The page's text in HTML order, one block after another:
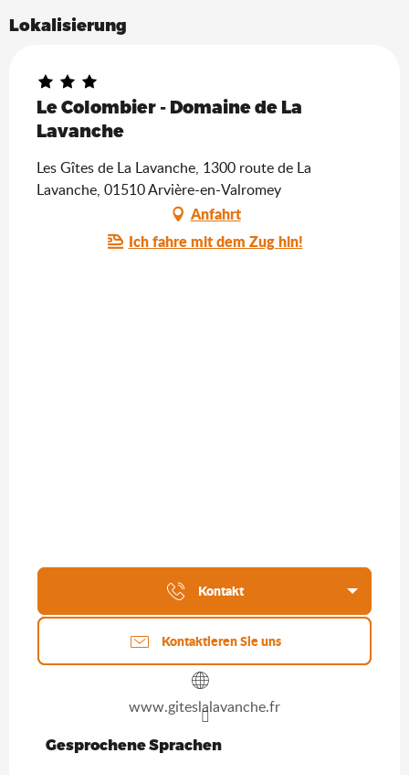
Lokalisierung
Le Colombier - Domaine de La
Lavanche
Les Gîtes de La Lavanche, 1300 route de La
Lavanche, 01510 Arvière-en-Valromey
Anfahrt
Ich fahre mit dem Zug hin!
Kontakt
Kontaktieren Sie uns
www.giteslalavanche.fr
Gesprochene Sprachen
Gesprochene Sprachen